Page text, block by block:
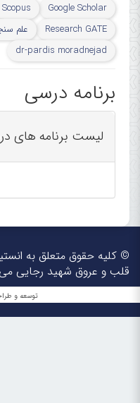
Google Scholar
Scopus
Research GATE
علم
dr-pardis moradnejad
برنامه درسی
لیست برنامه های
© کلیه حقوق متعلق به
قلب و عروق شهید رجایی
توسعه و